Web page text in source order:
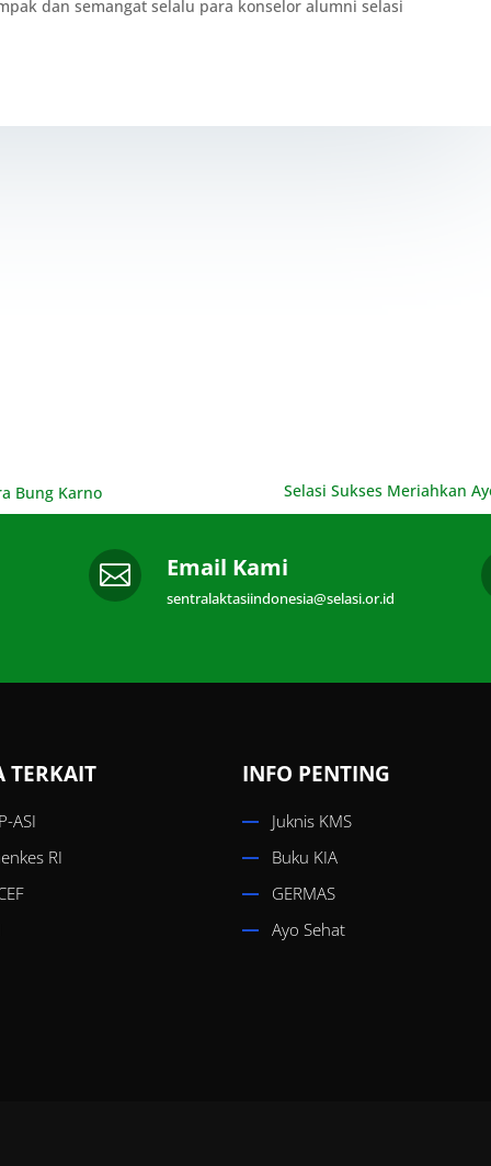
dan semangat selalu para konselor alumni selasi
Bung Karno
Selasi Sukses Meriahkan
 Email Kami
sentralaktasiindonesia@selasi.or.id
TERKAIT
ASI
RI
INFO PENTING
Juknis KMS
Buku KIA
GERMAS
Ayo Sehat